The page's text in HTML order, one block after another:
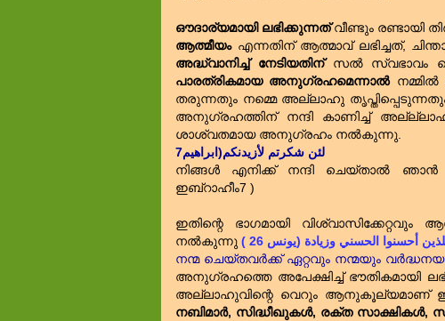
ഔദാര്യമായി ലഭിക്കുന്നത്‌വീണ്ടും രണ്ടായി
ആത്മീയംഎന്നതിന്‌ ആത്മാവ്‌ ലഭിച്ചത്‌,
അദ്ധ്വാനിച്ച്‌ നേടിയതിന്‌സൽ സ്വഭാവം
പാരത്രികമായ അനുഗ്രഹമെന്നാൽനമ്മിൽ
തരുന്നതും നമ്മെ അല്ലാഹു
അനുഗ്രഹത്തിന്‌ നന്ദി കാണിച്ച്‌
ശാശ്വതമായ അനുഗ്രഹം നൽകുന്നു.
لئن شكرتم لأزيدنكم(ابراهيم7
നിങ്ങൾ എനിക്ക്‌ നന്ദി ചെയ്താൽ ഞാൻ
ഇബ്‌റാഹീം7 )
ഇതിന്റെ ഭാഗമായി
നൽകുന്നു
أحسنوا الحسني وزيادة (يونس 26
നന്മ ചെയ്തവർക്ക്‌ ഏറ്റവും നന്മയും
അനുഗ്രഹത്തെ അപേക്ഷിച്ച്‌
അല്ലാഹുവിന്റെ വെറും ആനുകൂല്യമാണ്‌
നബിമാർ, സിദ്ധീഖുകള്‍, രക്ത സാക്ഷികൾ,